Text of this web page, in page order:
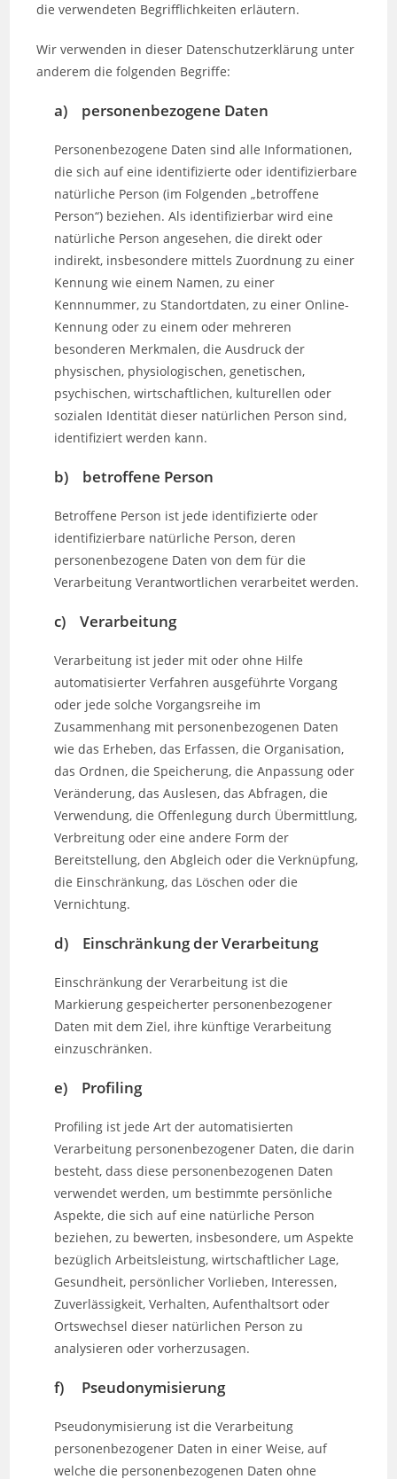
die verwendeten Begrifflichkeiten erläutern.
Wir verwenden in dieser Datenschutzerklärung unter
anderem die folgenden Begriffe:
a) personenbezogene Daten
Personenbezogene Daten sind alle Informationen,
die sich auf eine identifizierte oder identifizierbare
natürliche Person (im Folgenden „betroffene
Person“) beziehen. Als identifizierbar wird eine
natürliche Person angesehen, die direkt oder
indirekt, insbesondere mittels Zuordnung zu einer
Kennung wie einem Namen, zu einer
Kennnummer, zu Standortdaten, zu einer Online-
Kennung oder zu einem oder mehreren
besonderen Merkmalen, die Ausdruck der
physischen, physiologischen, genetischen,
psychischen, wirtschaftlichen, kulturellen oder
sozialen Identität dieser natürlichen Person sind,
identifiziert werden kann.
b) betroffene Person
Betroffene Person ist jede identifizierte oder
identifizierbare natürliche Person, deren
personenbezogene Daten von dem für die
Verarbeitung Verantwortlichen verarbeitet werden.
c) Verarbeitung
Verarbeitung ist jeder mit oder ohne Hilfe
automatisierter Verfahren ausgeführte Vorgang
oder jede solche Vorgangsreihe im
Zusammenhang mit personenbezogenen Daten
wie das Erheben, das Erfassen, die Organisation,
das Ordnen, die Speicherung, die Anpassung oder
Veränderung, das Auslesen, das Abfragen, die
Verwendung, die Offenlegung durch Übermittlung,
Verbreitung oder eine andere Form der
Bereitstellung, den Abgleich oder die Verknüpfung,
die Einschränkung, das Löschen oder die
Vernichtung.
d) Einschränkung der Verarbeitung
Einschränkung der Verarbeitung ist die
Markierung gespeicherter personenbezogener
Daten mit dem Ziel, ihre künftige Verarbeitung
einzuschränken.
e) Profiling
Profiling ist jede Art der automatisierten
Verarbeitung personenbezogener Daten, die darin
besteht, dass diese personenbezogenen Daten
verwendet werden, um bestimmte persönliche
Aspekte, die sich auf eine natürliche Person
beziehen, zu bewerten, insbesondere, um Aspekte
bezüglich Arbeitsleistung, wirtschaftlicher Lage,
Gesundheit, persönlicher Vorlieben, Interessen,
Zuverlässigkeit, Verhalten, Aufenthaltsort oder
Ortswechsel dieser natürlichen Person zu
analysieren oder vorherzusagen.
f) Pseudonymisierung
Pseudonymisierung ist die Verarbeitung
personenbezogener Daten in einer Weise, auf
welche die personenbezogenen Daten ohne